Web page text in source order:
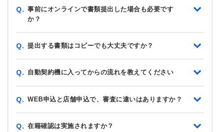
Q. 事前にオンラインで書類提出した場合も必要です
か？
Q. 提出する書類はコピーでも大丈夫ですか？
Q. 自動契約機に入ってからの流れを教えてください
Q. WEB申込と店舗申込で、審査に違いはありますか？
Q. 在籍確認は実施されますか？